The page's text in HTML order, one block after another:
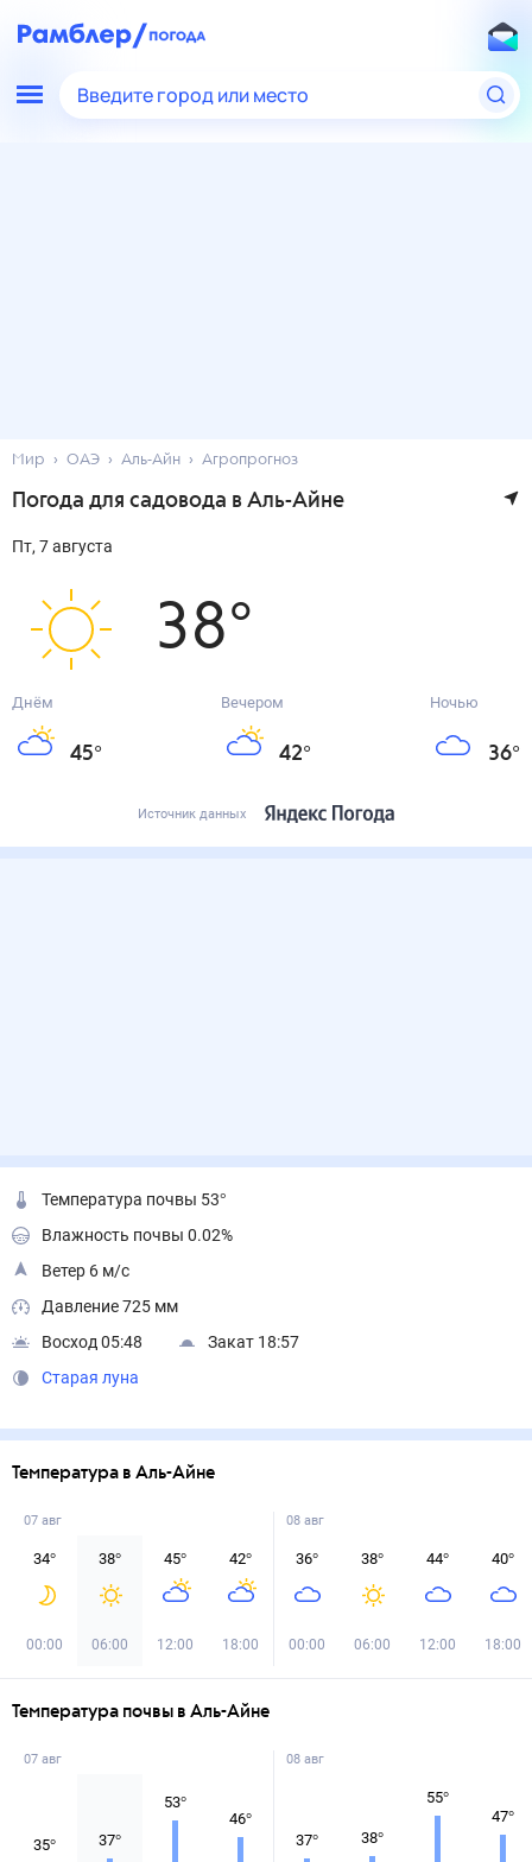
Введите город или место
Мир ОАЭ Аль-Айн Агропрогноз
Погода для садовода в Аль-Айне
пт, 7 августа
38°
Днём
45°
Вечером
42°
Ночью
36°
Источник данных
Температура почвы 53°
Влажность почвы 0.02%
Ветер 6 м/с
Давление 725 мм
Восход 05:48
Закат 18:57
Старая луна
Температура в Аль-Айне
07 авг
34°
00:00
38°
06:00
45°
12:00
42°
18:00
08 авг
36°
00:00
38°
06:00
44°
12:00
40°
18:00
Температура почвы в Аль-Айне
07 авг
35° 37°
53°
46°
08 авг
37° 38°
55°
47°